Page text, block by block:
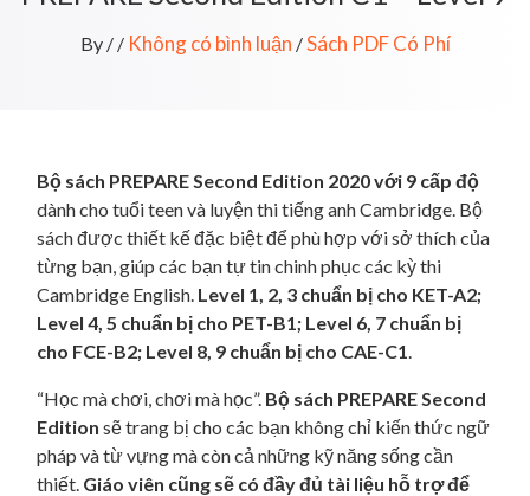
By / / Không có bình luận /Sách PDF Có Phí
Bộ sách PREPARE Second Edition 2020 với 9 cấp độ
dành cho tuổi teen và luyện thi tiếng anh Cambridge. Bộ
sách được thiết kế đặc biệt để phù hợp với sở thích của
từng bạn, giúp các bạn tự tin chinh phục các kỳ thi
Cambridge English. Level 1, 2, 3 chuẩn bị cho KET-A2;
Level 4, 5 chuẩn bị cho PET-B1; Level 6, 7 chuẩn bị
cho FCE-B2; Level 8, 9 chuẩn bị cho CAE-C1.
“Học mà chơi, chơi mà học”. Bộ sách PREPARE Second
Edition sẽ trang bị cho các bạn không chỉ kiến thức ngữ
pháp và từ vựng mà còn cả những kỹ năng sống cần
thiết. Giáo viên cũng sẽ có đầy đủ tài liệu hỗ trợ để